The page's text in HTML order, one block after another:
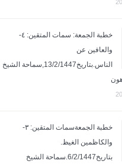
خطبة الجمعة: سمات المتقين: ٤-
والعافين عن
الناس.بتاريخ13/2/1447,سماحة الشيخ
خطبة الجمعةسمات المتقين: ٣-
والكاظمين الغيظ.
بتاريخ6/2/1447.سماحة الشيخ